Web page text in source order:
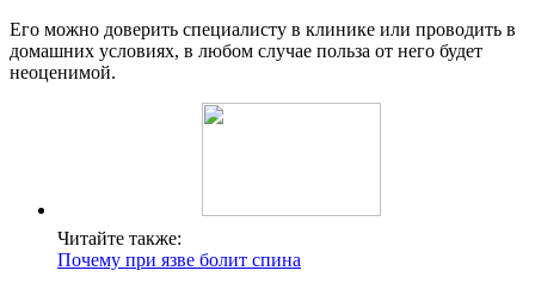
Его можно доверить специалисту в клинике или проводить в
домашних условиях, в любом случае польза от него будет
неоценимой.
Читайте также:
Почему при язве болит спина